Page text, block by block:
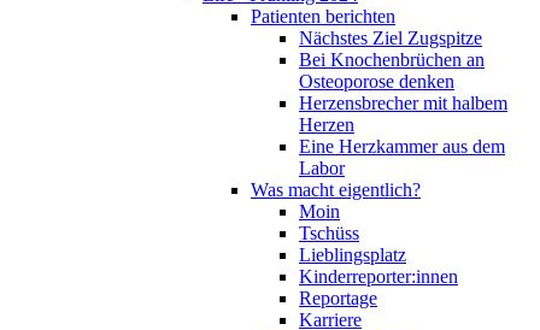
Patienten berichten
Nächstes Ziel Zugspitze
Bei Knochenbrüchen an
Osteoporose denken
Herzensbrecher mit halbem
Herzen
Eine Herzkammer aus dem
Labor
Was macht eigentlich?
Moin
Tschüss
Lieblingsplatz
Kinderreporter:innen
Reportage
Karriere